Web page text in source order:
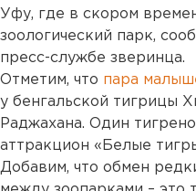
Уфу, где в скором
зоологический парк,
пресс-службе зверинца.
Отметим, что пара
у бенгальской тигрицы
Раджахана. Один
аттракцион «Белые
Добавим, что обмен